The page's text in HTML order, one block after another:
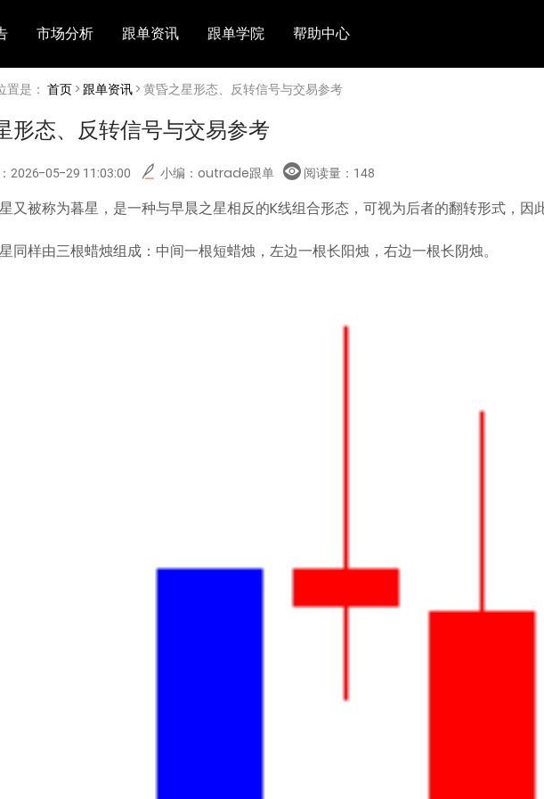
市场分析 跟单资讯 跟单学院 帮助中心
置是： 首页>跟单资讯> 黄昏之星形态、反转信号与交易参考
形态、反转信号与交易参考
2026-05-29 11:03:00 小编：outrade跟单 阅读量： 148
又被称为暮星，是一种与早晨之星相反的K线组合形态，可视为后者的翻转形式，因
同样由三根蜡烛组成：中间一根短蜡烛，左边一根长阳烛，右边一根长阴烛。